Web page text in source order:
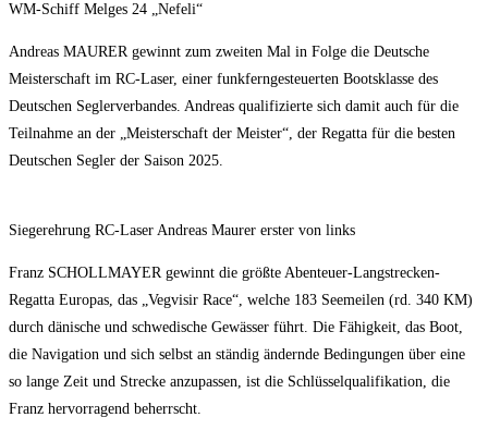
WM-Schiff Melges 24 „Nefeli“
Andreas MAURER gewinnt zum zweiten Mal in Folge die Deutsche
Meisterschaft im RC-Laser, einer funkferngesteuerten Bootsklasse des
Deutschen Seglerverbandes. Andreas qualifizierte sich damit auch für die
Teilnahme an der „Meisterschaft der Meister“, der Regatta für die besten
Deutschen Segler der Saison 2025.
Siegerehrung RC-Laser Andreas Maurer erster von links
Franz SCHOLLMAYER gewinnt die größte Abenteuer-Langstrecken-
Regatta Europas, das „Vegvisir Race“, welche 183 Seemeilen (rd. 340 KM)
durch dänische und schwedische Gewässer führt. Die Fähigkeit, das Boot,
die Navigation und sich selbst an ständig ändernde Bedingungen über eine
so lange Zeit und Strecke anzupassen, ist die Schlüsselqualifikation, die
Franz hervorragend beherrscht.